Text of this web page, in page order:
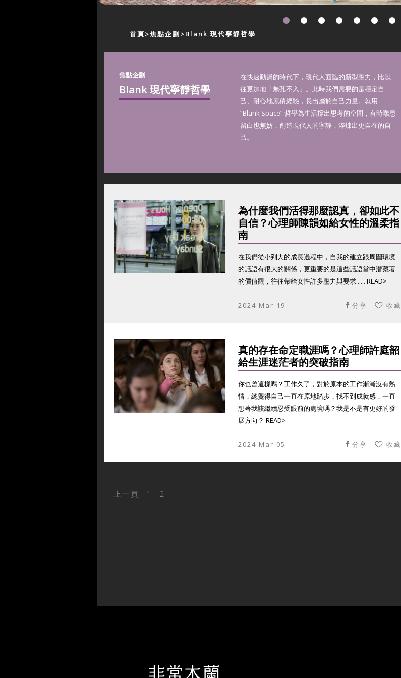
首頁 焦點企劃 Blank 現代寧靜哲學
焦點企劃
Blank 現代寧靜哲學
在快速動盪的時代下，現代人面臨的新型壓力，比以
往更加地「無孔不入」。此時我們需要的是穩定自
己、耐心地累積經驗，長出屬於自己力量。就用
”Blank Space” 哲學為生活撐出思考的空間，有時喘息
留白也無妨，創造現代人的寧靜，淬煉出更自在的自
己。
為什麼我們活得那麼認真，卻如此不
自信？心理師陳韻如給女性的溫柔指
南
在我們從小到大的成長過程中，自我的建立跟周圍環境
的話語有很大的關係，更重要的是這些話語當中潛藏著
的價值觀，往往帶給女性許多壓力與要求...... READ>
2024 Mar 19 收藏
分享
真的存在命定職涯嗎？心理師許庭韶
給生涯迷茫者的突破指南
你也曾這樣嗎？工作久了，對於原本的工作漸漸沒有熱
情，總覺得自己一直在原地踏步，找不到成就感，一直
想著我該繼續忍受眼前的處境嗎？我是不是有更好的發
展方向？ READ>
2024 Mar 05 收藏
分享
上一頁 1 2